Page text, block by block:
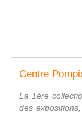
Centre
La 1ère
des